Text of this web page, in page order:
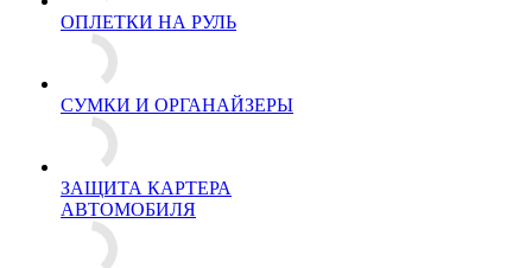
ОПЛЕТКИ НА РУЛЬ
СУМКИ И ОРГАНАЙЗЕРЫ
ЗАЩИТА КАРТЕРА
АВТОМОБИЛЯ